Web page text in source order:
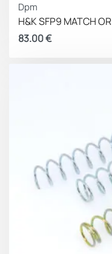
Dpm
H&K SFP9 MATCH OR
83.00€